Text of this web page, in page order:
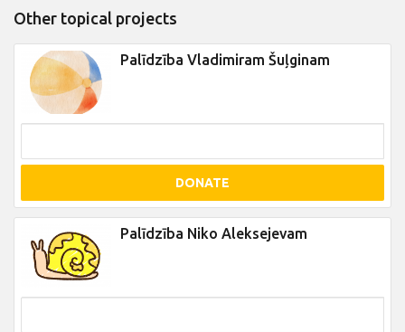
Other topical projects
Palīdzība Vladimiram Šuļginam
DONATE
Palīdzība Niko Aleksejevam